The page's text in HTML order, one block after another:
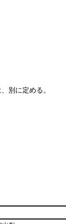
別に定める。